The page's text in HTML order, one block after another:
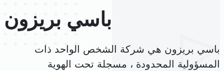
باسي بريزون
باسي بريزون هي شركة الشخص الواحد ذات
المسؤولية المحدودة ، مسجلة تحت الهوية